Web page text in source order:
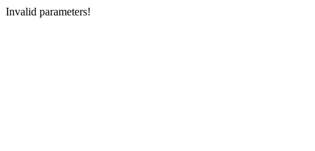
Invalid parameters!